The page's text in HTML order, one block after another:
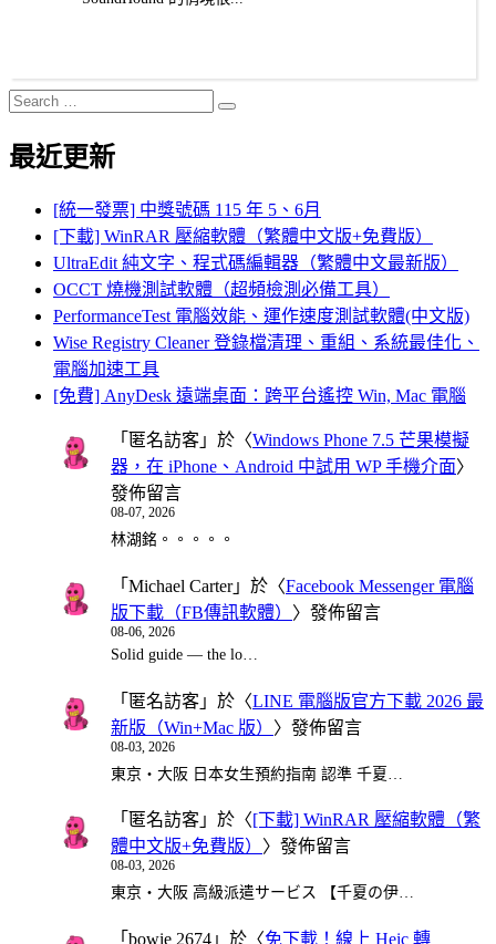
Search
for:
Search
最近更新
[統一發票] 中獎號碼 115 年 5、6月
[下載] WinRAR 壓縮軟體（繁體中文版+免費版）
UltraEdit 純文字、程式碼編輯器（繁體中文最新版）
OCCT 燒機測試軟體（超頻檢測必備工具）
PerformanceTest 電腦效能、運作速度測試軟體(中文版)
Wise Registry Cleaner 登錄檔清理、重組、系統最佳化、
電腦加速工具
[免費] AnyDesk 遠端桌面：跨平台遙控 Win, Mac 電腦
「 匿名訪客 」於〈Windows Phone 7.5 芒果模擬
器，在 iPhone、Android 中試用 WP 手機介面〉
發佈留言
08-07, 2026
林湖銘。。。。。
「 Michael Carter」於〈Facebook Messenger 電腦
版下載（FB傳訊軟體） 〉發佈留言
08-06, 2026
Solid guide — the lo…
「 匿名訪客 」於〈LINE 電腦版官方下載 2026 最
新版（Win+Mac 版） 〉發佈留言
08-03, 2026
東京・大阪 日本女生預約指南 認準 千夏…
「 匿名訪客 」於〈[下載] WinRAR 壓縮軟體（繁
體中文版+免費版） 〉發佈留言
08-03, 2026
東京・大阪 高級派遣サービス 【千夏の伊…
「 bowie 2674 」於〈免下載！線上 Heic 轉